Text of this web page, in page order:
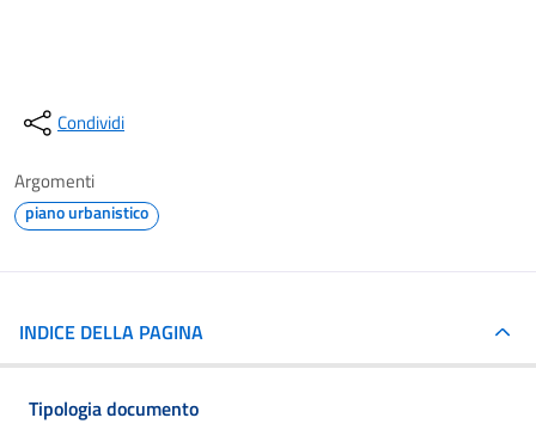
Condividi
Argomenti
piano urbanistico
INDICE DELLA PAGINA
Tipologia documento